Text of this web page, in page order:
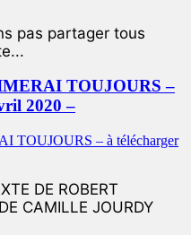
pas partager tous
TOUJOURS –
2020 –
DE ROBERT
CAMILLE JOURDY